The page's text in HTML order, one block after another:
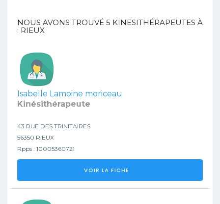
NOUS AVONS TROUVÉ 5 KINESITHÉRAPEUTES À
: RIEUX
Isabelle Lamoine moriceau
Kinésithérapeute
43 RUE DES TRINITAIRES
56350 RIEUX
Rpps : 10005360721
VOIR LA FICHE